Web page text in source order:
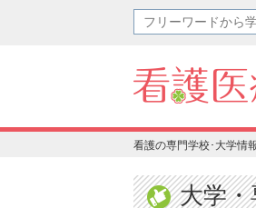
看護の専門学校･大学情
大学